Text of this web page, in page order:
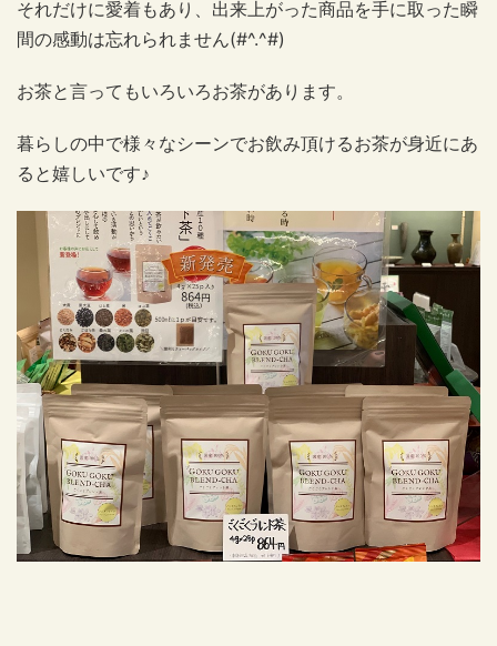
それだけに愛着もあり、出来上がった商品を手に取った瞬
間の感動は忘れられません(#^.^#)
お茶と言ってもいろいろお茶があります。
暮らしの中で様々なシーンでお飲み頂けるお茶が身近にあ
ると嬉しいです♪